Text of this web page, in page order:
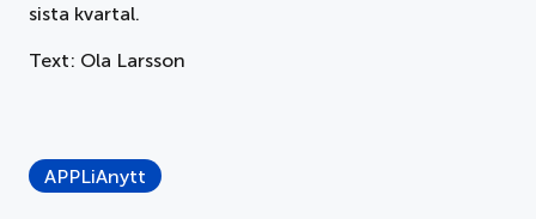
sista kvartal.
Text: Ola Larsson
APPLiAnytt